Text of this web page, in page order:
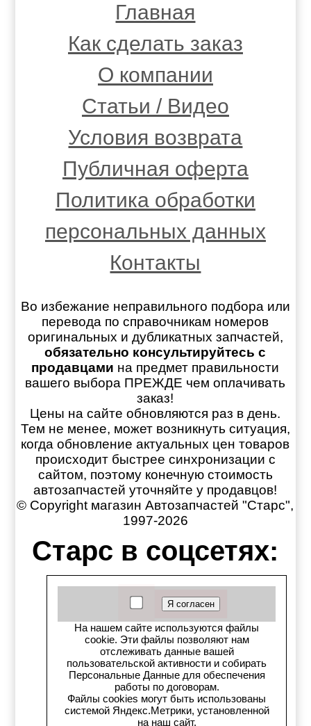
Главная
Как сделать заказ
О компании
Статьи / Видео
Условия возврата
Публичная оферта
Политика обработки
персональных данных
Контакты
Во избежание неправильного подбора или
перевода по справочникам номеров
оригинальных и дубликатных запчастей,
обязательно консультируйтесь с
продавцами на предмет правильности
вашего выбора ПРЕЖДЕ чем оплачивать
заказ!
Цены на сайте обновляются раз в день.
Тем не менее, может возникнуть ситуация,
когда обновление актуальных цен товаров
происходит быстрее синхронизации с
сайтом, поэтому конечную стоимость
автозапчастей уточняйте у продавцов!
© Copyright магазин Автозапчастей "Старс",
1997-2026
Старс в соцсетях:
Старс вКонтакте
Старс в YouTube
Телеграм-канал
Старс на Drom.ru
Старс в auto.ru
На нашем сайте используются файлы
cookie. Эти файлы позволяют нам
отслеживать данные вашей
пользовательской активности и собирать
Персональные Данные для обеспечения
работы по договорам.
Файлы cookies могут быть использованы
системой Яндекс.Метрики, установленной
на наш сайт.